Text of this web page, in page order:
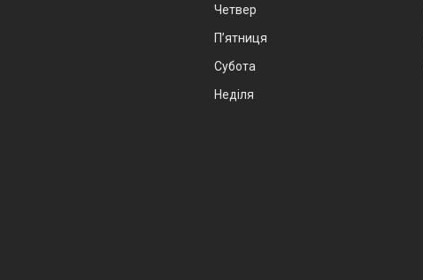
Четвер
Пʼятниця
Субота
Неділя